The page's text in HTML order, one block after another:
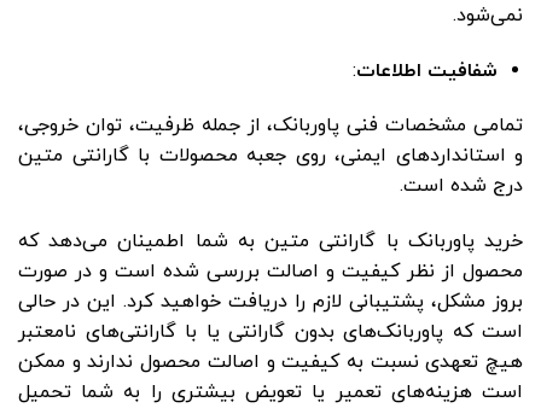
نمی‌شود.
شفافیت اطلاعات:
تمامی مشخصات فنی پاوربانک، از جمله ظرفیت، توان خروجی،
و استانداردهای ایمنی، روی جعبه محصولات با گارانتی متین
درج شده است.
خرید پاوربانک با گارانتی متین به شما اطمینان می‌دهد که
محصول از نظر کیفیت و اصالت بررسی شده است و در صورت
بروز مشکل، پشتیبانی لازم را دریافت خواهید کرد. این در حالی
است که پاوربانک‌های بدون گارانتی یا با گارانتی‌های نامعتبر
هیچ تعهدی نسبت به کیفیت و اصالت محصول ندارند و ممکن
است هزینه‌های تعمیر یا تعویض بیشتری را به شما تحمیل